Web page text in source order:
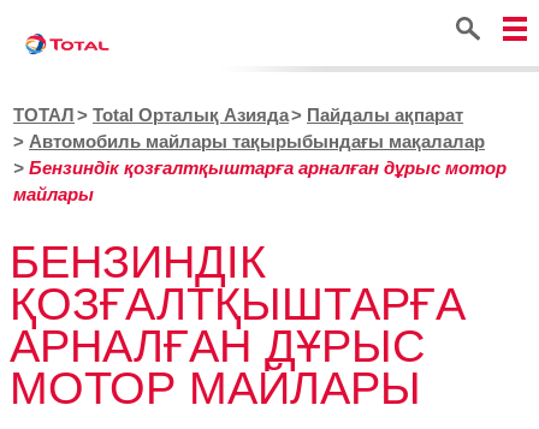
Іздестіру
ТОТАЛ Total Орталық Азияда
Пайдалы ақпарат
Автомобиль майлары тақырыбындағы мақалалар
Бензиндік қозғалтқыштарға арналған дұрыс мотор
майлары
БЕНЗИНДІК
ҚОЗҒАЛТҚЫШТАРҒА
АРНАЛҒАН ДҰРЫС
МОТОР МАЙЛАРЫ